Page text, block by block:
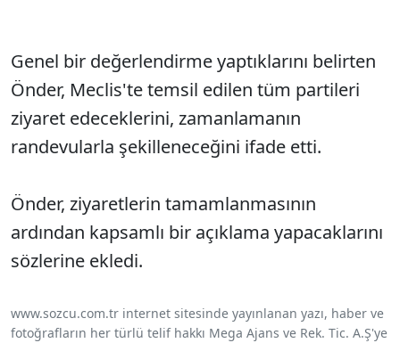
Genel bir değerlendirme yaptıklarını belirten
Önder, Meclis'te temsil edilen tüm partileri
ziyaret edeceklerini, zamanlamanın
randevularla şekilleneceğini ifade etti.
Önder, ziyaretlerin tamamlanmasının
ardından kapsamlı bir açıklama yapacaklarını
sözlerine ekledi.
www.sozcu.com.tr internet sitesinde yayınlanan yazı, haber ve
fotoğrafların her türlü telif hakkı Mega Ajans ve Rek. Tic. A.Ş'ye